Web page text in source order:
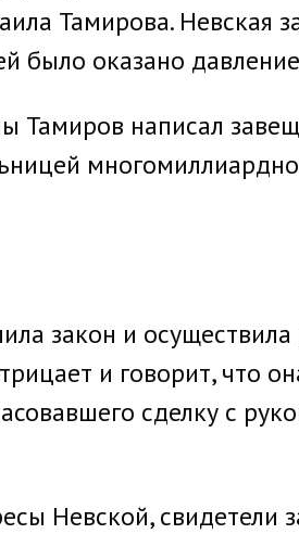
Тамирова. Невская
было оказано
Тамиров написал
закон и
и говорит, что
сделку с
Невской, свидетели